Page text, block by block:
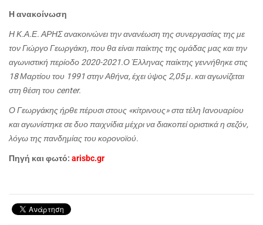
Η ανακοίνωση
Η Κ.Α.Ε. ΑΡΗΣ ανακοινώνει την ανανέωση της συνεργασίας της με
τον Γιώργο Γεωργάκη, που θα είναι παίκτης της ομάδας μας και την
αγωνιστική περίοδο 2020-2021.Ο Έλληνας παίκτης γεννήθηκε στις
18 Μαρτίου του 1991 στην Αθήνα, έχει ύψος 2,05 μ. και αγωνίζεται
στη θέση του center.
Ο Γεωργάκης ήρθε πέρυσι στους «κίτρινους» στα τέλη Ιανουαρίου
και αγωνίστηκε σε δυο παιχνίδια μέχρι να διακοπεί οριστικά η σεζόν,
λόγω της πανδημίας του κορονοϊού.
Πηγή και φωτό: arisbc.gr